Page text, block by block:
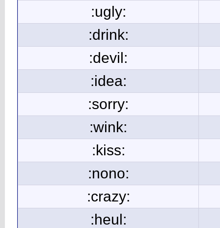
:ugly:
:drink:
:devil:
:idea:
:sorry:
:wink:
:kiss:
:nono:
:crazy:
:heul: